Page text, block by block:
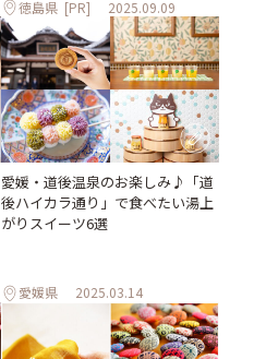
徳島県 [PR] 2025.09.09
愛媛・道後温泉のお楽しみ♪「道
後ハイカラ通り」で食べたい湯上
がりスイーツ6選
愛媛県 2025.03.14